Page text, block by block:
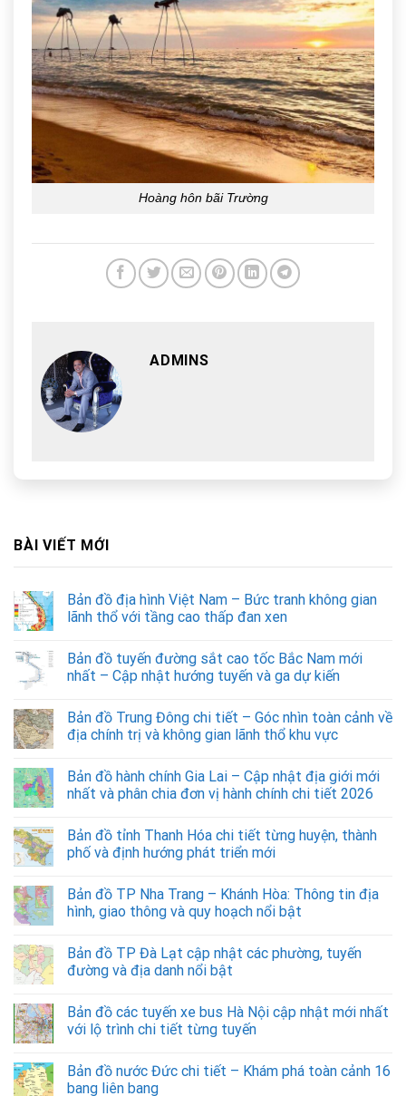
Hoàng hôn bãi Trường
ADMINS
BÀI VIẾT MỚI
Bản đồ địa hình Việt Nam – Bức tranh không gian
lãnh thổ với tầng cao thấp đan xen
Bản đồ tuyến đường sắt cao tốc Bắc Nam mới
nhất – Cập nhật hướng tuyến và ga dự kiến
Bản đồ Trung Đông chi tiết – Góc nhìn toàn cảnh về
địa chính trị và không gian lãnh thổ khu vực
Bản đồ hành chính Gia Lai – Cập nhật địa giới mới
nhất và phân chia đơn vị hành chính chi tiết 2026
Bản đồ tỉnh Thanh Hóa chi tiết từng huyện, thành
phố và định hướng phát triển mới
Bản đồ TP Nha Trang – Khánh Hòa: Thông tin địa
hình, giao thông và quy hoạch nổi bật
Bản đồ TP Đà Lạt cập nhật các phường, tuyến
đường và địa danh nổi bật
Bản đồ các tuyến xe bus Hà Nội cập nhật mới nhất
với lộ trình chi tiết từng tuyến
Bản đồ nước Đức chi tiết – Khám phá toàn cảnh 16
bang liên bang